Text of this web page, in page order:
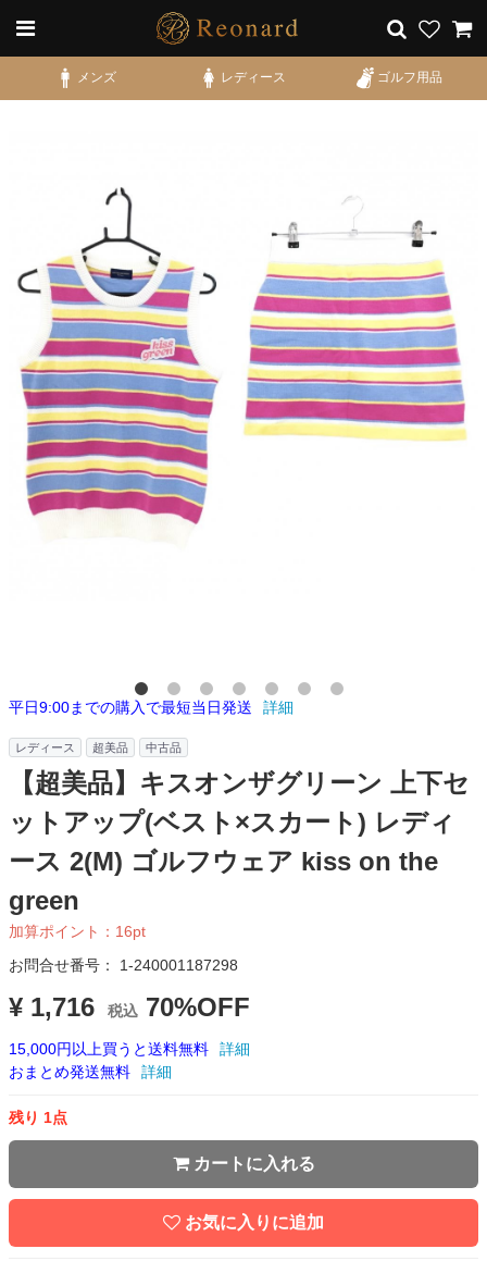
メンズ レディース ゴルフ用品
平日9:00までの購入で最短当日発送 詳細
レディース 超美品 中古品
【超美品】キスオンザグリーン 上下セ
ットアップ(ベスト×スカート) レディ
ース 2(M) ゴルフウェア kiss on the
green
加算ポイント： 16pt
お問合せ番号： 1-240001187298
¥ 1,716 税込 70%OFF
15,000円以上買うと送料無料
詳細
おまとめ発送無料
詳細
残り 1点
カートに入れる
お気に入りに追加